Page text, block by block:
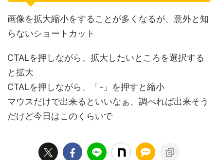
画像を拡大縮小をすることが多くなるが、意外と知
らないショートカット
CTALを押しながら、拡大したいところを選択する
と拡大
CTALを押しながら、「-」を押すと縮小
マウスだけで出来るといいなぁ、調べれば出来そう
だけど今日はこのくらいで